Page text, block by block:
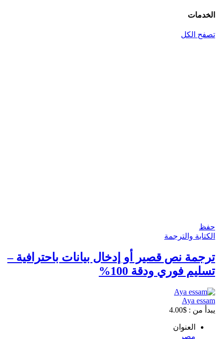
الخدمات
تصفح الكل
حفظ
الكتابة والترجمة
ترجمة نص قصير أو إدخال بيانات باحترافية –
تسليم فوري ودقة 100%
Aya essam
يبدأ من :
4.00$
العنوان
مصر